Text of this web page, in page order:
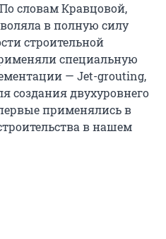
словам Кравцовой,
в полную силу
строительной
специальную
— Jet-grouting,
создания двухуровнего
применялись в
в нашем